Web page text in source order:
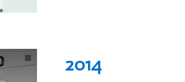
2014